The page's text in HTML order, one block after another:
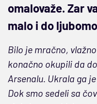
omalovaže. Zar
malo i do
Bilo je mračno,
konačno okupili da
Arsenalu. Ukrala ga
Dok smo sedeli sa